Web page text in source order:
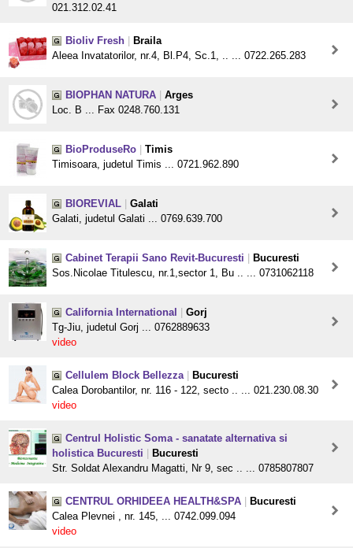
021.312.02.41
Bioliv Fresh
Braila
Aleea Invatatorilor, nr.4, Bl.P4, Sc.1, .. ... 0722.265.283
BIOPHAN NATURA
Arges
Loc. B ... Fax 0248.760.131
BioProduseRo
Timis
Timisoara, judetul Timis ... 0721.962.890
BIOREVIAL
Galati
Galati, judetul Galati ... 0769.639.700
Cabinet Terapii Sano Revit-Bucuresti
Bucuresti
Sos.Nicolae Titulescu, nr.1,sector 1, Bu .. ... 0731062118
California International
Gorj
Tg-Jiu, judetul Gorj ... 0762889633
video
Cellulem Block Bellezza
Bucuresti
Calea Dorobantilor, nr. 116 - 122, secto .. ... 021.230.08.30
video
Centrul Holistic Soma - sanatate alternativa si
holistica Bucuresti
Bucuresti
Str. Soldat Alexandru Magatti, Nr 9, sec .. ... 0785807807
CENTRUL ORHIDEEA HEALTH&SPA
Bucuresti
Calea Plevnei , nr. 145, ... 0742.099.094
video